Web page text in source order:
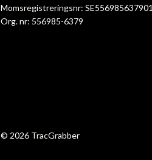
Momsregistreringsnr: SE556985637901
Org. nr: 556985-6379
© 2026 TracGrabber